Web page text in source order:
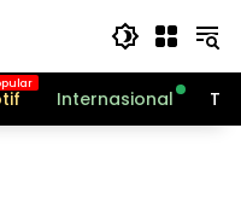
Internasional